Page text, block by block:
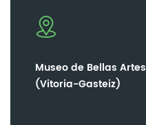
Museo de Bellas Artes
(Vitoria-Gasteiz)